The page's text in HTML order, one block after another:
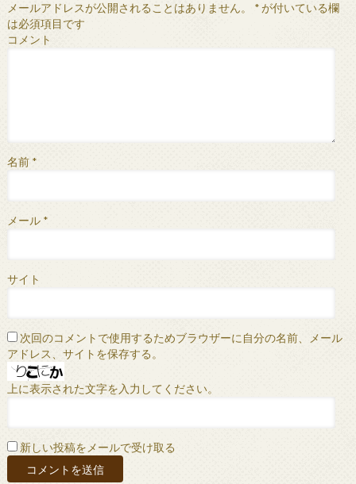
メールアドレスが公開されることはありません。 *が付いている欄
は必須項目です
コメント
名前 *
メール *
サイト
次回のコメントで使用するためブラウザーに自分の名前、メール
アドレス、サイトを保存する。
上に表示された文字を入力してください。
新しい投稿をメールで受け取る